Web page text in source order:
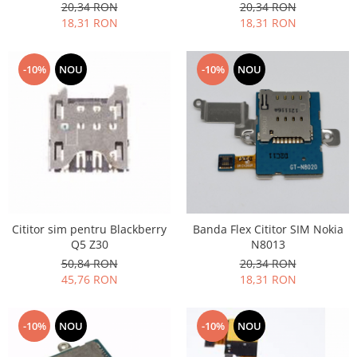
Placi de baza
Alcatel
Apple
Huawei
Samsung
Rama mijloc telefon
Allview
Huawei
20,34 RON
18,31 RON
20,34 RON
18,31 RON
-10% NOU
Cititor sim pentru Blackberry
Q5 Z30
50,84 RON
45,76 RON
-10% NOU
Banda Flex Cititor SIM Nokia
N8013
20,34 RON
18,31 RON
-10% NOU -10% NOU